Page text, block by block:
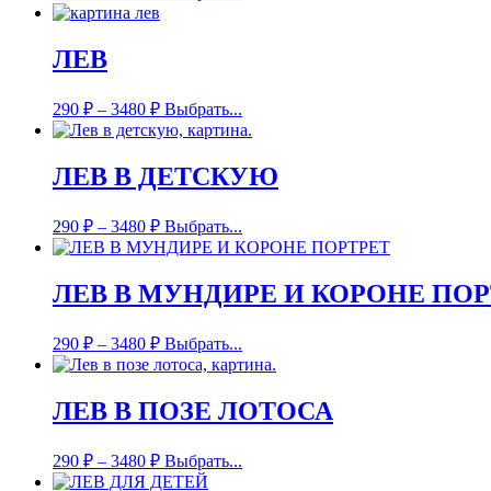
ЛЕВ
290 ₽ – 3480 ₽ Выбрать...
ЛЕВ В ДЕТСКУЮ
290 ₽ – 3480 ₽ Выбрать...
ЛЕВ В МУНДИРЕ И КОРОНЕ
290 ₽ – 3480 ₽ Выбрать...
ЛЕВ В ПОЗЕ ЛОТОСА
290 ₽ – 3480 ₽ Выбрать...